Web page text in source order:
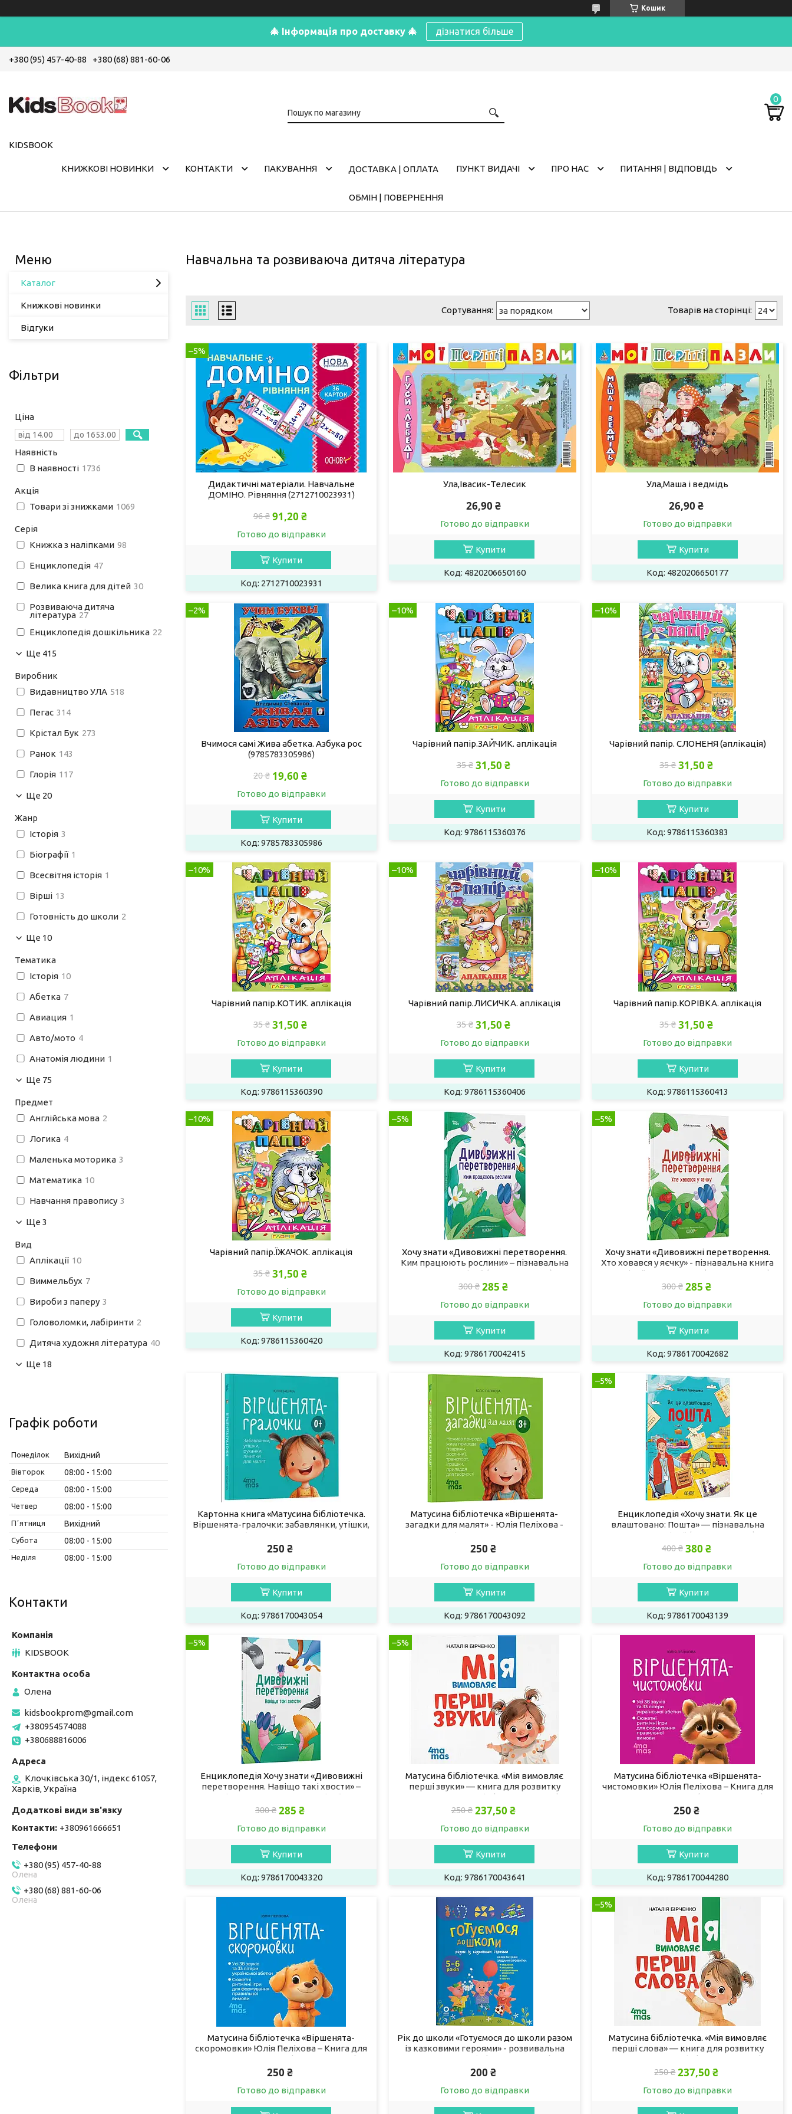
Кошик
🎄 Інформація про доставку 🎄 дізнатися більше
+380 (95) 457-40-88 +380 (68) 881-60-06
KIDSBOOK
КНИЖКОВІ НОВИНКИ КОНТАКТИ ПАКУВАННЯ ДОСТАВКА | ОПЛАТА ПУНКТ ВИДАЧІ ПРО НАС ПИТАННЯ | ВІДПОВІДЬ
ОБМІН | ПОВЕРНЕННЯ
Навчальна та розвиваюча дитяча література
–5%
Дидактичні матеріали. Навчальне
ДОМІНО. Рівняння (2712710023931)
96 ₴ 91,20 ₴
Готово до відправки
Купити
2712710023931
Ула,Івасик-Телесик
26,90 ₴
Готово до відправки
Купити
4820206650160
Ула,Маша і ведмідь
26,90 ₴
Готово до відправки
Купити
4820206650177
–2%
Вчимося самі Жива абетка. Азбука рос
(9785783305986)
20 ₴ 19,60 ₴
Готово до відправки
Купити
9785783305986
–10%
Чарівний папір.ЗАЙЧИК. аплікація
35 ₴ 31,50 ₴
Готово до відправки
Купити
9786115360376
–10%
Чарівний папір. СЛОНЕНЯ (аплікація)
35 ₴ 31,50 ₴
Готово до відправки
Купити
9786115360383
–10%
Чарівний папір.КОТИК. аплікація
35 ₴ 31,50 ₴
Готово до відправки
Купити
9786115360390
–10%
Чарівний папір.ЛИСИЧКА. аплікація
35 ₴ 31,50 ₴
Готово до відправки
Купити
9786115360406
–10%
Чарівний папір.КОРІВКА. аплікація
35 ₴ 31,50 ₴
Готово до відправки
Купити
9786115360413
–10%
Чарівний папір.ЇЖАЧОК. аплікація
35 ₴ 31,50 ₴
Готово до відправки
Купити
9786115360420
–5%
Хочу знати «Дивовижні перетворення.
Ким працюють рослини» – пізнавальна
книга для дітей (9786170044006)
300 ₴ 285 ₴
Готово до відправки
Купити
9786170042415
–5%
Хочу знати «Дивовижні перетворення.
Хто ховався у яєчку» - пізнавальна книга
для дітей про природу (9786170042682)
300 ₴ 285 ₴
Готово до відправки
Купити
9786170042682
Картонна книга «Матусина бібліотечка.
Віршенята-гралочки: забавлянки, утішки,
руханки, лічилки для малят 0–3 роки»
(9786170043054)
250 ₴
Готово до відправки
Купити
9786170043054
Матусина бібліотечка «Віршенята-
загадки для малят» - Юлія Пеліхова -
Книга з віршованими загадками
(9786170043092)
250 ₴
Готово до відправки
Купити
9786170043092
–5%
Енциклопедія «Хочу знати. Як це
влаштовано: Пошта» — пізнавальна
книга для дітей (9786170043139)
400 ₴ 380 ₴
Готово до відправки
Купити
9786170043139
–5%
Енциклопедія Хочу знати «Дивовижні
перетворення. Навіщо такі хвости» –
пізнавальна книга для дітей
(9786170043320)
300 ₴ 285 ₴
Готово до відправки
Купити
9786170043320
–5%
Матусина бібліотечка. «Мія вимовляє
перші звуки» — книга для розвитку
мовлення малюків (9786170043641)
250 ₴ 237,50 ₴
Готово до відправки
Купити
9786170043641
Матусина бібліотечка «Віршенята-
чистомовки» Юлія Пеліхова – Книга для
розвитку мовлення (9786170044280)
250 ₴
Готово до відправки
Купити
9786170044280
Матусина бібліотечка «Віршенята-
скоромовки» Юлія Пеліхова – Книга для
розвитку мовлення (9786170044327)
250 ₴
Готово до відправки
Рік до школи «Готуємося до школи разом
із казковими героями» - розвивальна
книга 5–6 років (9786170044358)
200 ₴
Готово до відправки
–5%
Матусина бібліотечка. «Мія вимовляє
перші слова» — книга для розвитку
мовлення малюків (9786170044532)
250 ₴ 237,50 ₴
Готово до відправки
Каталог
Книжкові новинки
Відгуки
Фільтри
Ціна
Наявність
В наявності 1736
Акція
Товари зі знижками 1069
Серія
Книжка з наліпками 98
Енциклопедія 47
Велика книга для дітей 30
Розвиваюча дитяча
література 27
Енциклопедія дошкільника 22
Ще 415
Виробник
Видавництво УЛА 518
Пегас 314
Крістал Бук 273
Ранок 143
Глорія 117
Ще 20
Жанр
Історія 3
Біографії 1
Всесвітня історія 1
Вірші 13
Готовність до школи 2
Ще 10
Тематика
Історія 10
Абетка 7
Авиация 1
Авто/мото 4
Анатомія людини 1
Ще 75
Предмет
Англійська мова 2
Логика 4
Маленька моторика 3
Математика 10
Навчання правопису 3
Ще 3
Вид
Аплікації 10
Виммельбух 7
Вироби з паперу 3
Головоломки, лабіринти 2
Дитяча художня література 40
Ще 18
Графік роботи
Понеділок Вихідний
Вівторок 08:00 15:00
Середа 08:00 15:00
Четвер 08:00 15:00
Пʼятниця Вихідний
Субота 08:00 15:00
Неділя 08:00 15:00
Контакти
KIDSBOOK
Олена
kidsbookprom@gmail.com
+380954574088
+380688816006
Клочківська 30/1, індекс 61057,
Харків, Україна
Контакти +380961666651
+380 (95) 457-40-88
Олена
+380 (68) 881-60-06
Олена